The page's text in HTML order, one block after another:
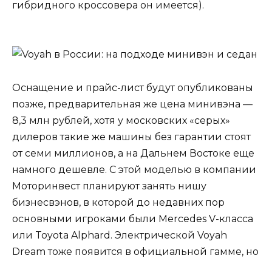
гибридного кроссовера он имеется).
Оснащение и прайс-лист будут опубликованы
позже, предварительная же цена минивэна —
8,3 млн рублей, хотя у московских «серых»
дилеров такие же машины без гарантии стоят
от семи миллионов, а на Дальнем Востоке еще
намного дешевле. С этой моделью в компании
Моторинвест планируют занять нишу
бизнесвэнов, в которой до недавних пор
основными игроками были Mercedes V-класса
или Toyota Alphard. Электрической Voyah
Dream тоже появится в официальной гамме, но